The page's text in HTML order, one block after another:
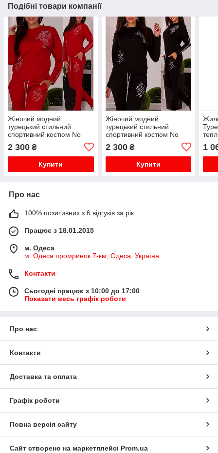
Подібні товари компанії
Жіночий модний
турецький стильний
спортивний костюм No
2 300 ₴
Купити
Жіночий модний
турецький стильний
спортивний костюм No
2 300₴
Купити
1
Про нас
100% позитивних з 6 відгуків за рік
Працює з 18.01.2015
м. Одеса
м. Одеса промринок 7-км, Одеса, Україна
Контакти
Сьогодні працює з 10:00 до 17:00
Показати весь графік роботи
Про нас
Контакти
Доставка та оплата
Графік роботи
Повна версія сайту
Сайт створено на маркетплейсі Prom.ua